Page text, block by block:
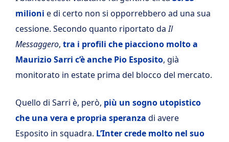
milioni e di certo non si opporrebbero ad una sua
cessione. Secondo quanto riportato daIl
Messaggero, tra i profili che piacciono molto a
Maurizio Sarri c’è anche Pio Esposito, già
monitorato in estate prima del blocco del mercato.
Quello di Sarri è, però, più un sogno utopistico
che una vera e propria speranza di avere
Esposito in squadra. L’Inter crede molto nel suo